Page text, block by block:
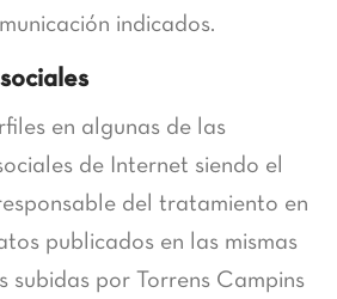
indicados.
en algunas de las
de Internet siendo el
del tratamiento en
publicados en las mismas
subidas por Torrens Campins